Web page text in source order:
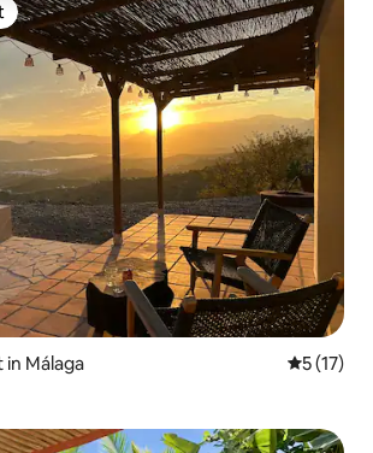
Málaga
5 (17)